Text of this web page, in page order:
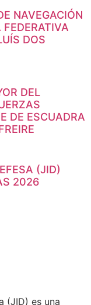
NAVEGACIÓN
DOS
DEL
DE ESCUADRA
(JID)
2026
(JID) es una